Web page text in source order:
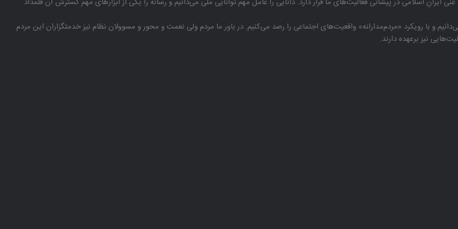
و با رویكرد «مردم‌مدارانه‌» واقعیت‌های اجتماعی را رصد می‌كنیم. در باور ما مردم ولی نعمت و محور و مسوولان نظام نیز خدمتگزاران این مردم
نیز برعهده دارند.